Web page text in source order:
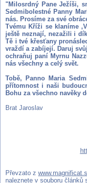
"Milosrdný Pane Ježíši,
Sedmibolestné Panny
nás. Prosíme za své
Tvému Kříži se klaníme
ještě neznají, nezažili i
Tě i tvé křesťany
vraždí a zabíjejí. Daruj
ochraňuj paní Myrnu
nás všechny a celý svět.
Tobě, Panno Maria
přítomnost i naši
Bohu za všechno navěky
Brat Jaroslav
Převzato z
naleznete v souboru článků